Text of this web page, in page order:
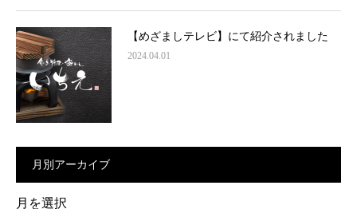
【めざましテレビ】にて紹介されました
2024.04.01
月別アーカイブ
月